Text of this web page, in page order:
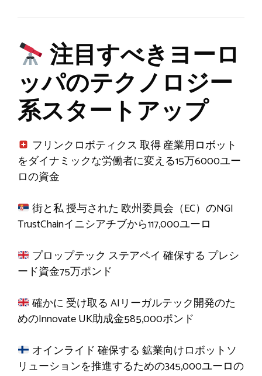
注目すべきヨーロ
ッパのテクノロジー
系スタートアップ
フリンクロボティクス 取得産業用ロボット
をダイナミックな労働者に変える15万6000ユー
ロの資金
街と私授与された 欧州委員会（EC）のNGI
TrustChainイニシアチブから117,000ユーロ
プロップテック ステアペイ 確保する プレシ
ード資金75万ポンド
確かに 受け取る AIリーガルテック開発のた
めのInnovate UK助成金585,000ポンド
オインライド 確保する 鉱業向けロボットソ
リューションを推進するための345,000ユーロの